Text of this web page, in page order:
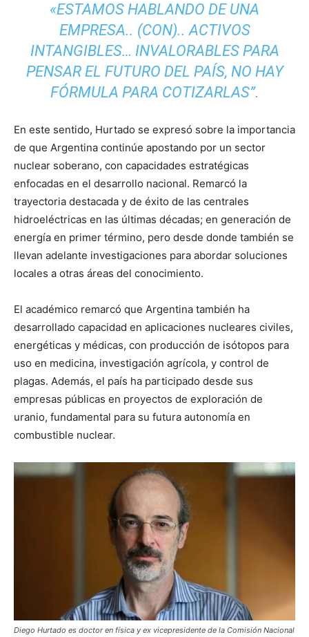
«ESTAMOS HABLANDO DE UNA
EMPRESA.. (CON).. ACTIVOS
INTANGIBLES… INVALORABLES PARA
PENSAR EL FUTURO DEL PAÍS, NO HAY
FÓRMULA PARA COTIZARLAS”.
En este sentido, Hurtado se expresó sobre la importancia
de que Argentina continúe apostando por un sector
nuclear soberano, con capacidades estratégicas
enfocadas en el desarrollo nacional. Remarcó la
trayectoria destacada y de éxito de las centrales
hidroeléctricas en las últimas décadas; en generación de
energía en primer término, pero desde donde también se
llevan adelante investigaciones para abordar soluciones
locales a otras áreas del conocimiento.
El académico remarcó que Argentina también ha
desarrollado capacidad en aplicaciones nucleares civiles,
energéticas y médicas, con producción de isótopos para
uso en medicina, investigación agrícola, y control de
plagas. Además, el país ha participado desde sus
empresas públicas en proyectos de exploración de
uranio, fundamental para su futura autonomía en
combustible nuclear.
Diego Hurtado es doctor en física y ex vicepresidente de la Comisión Nacional